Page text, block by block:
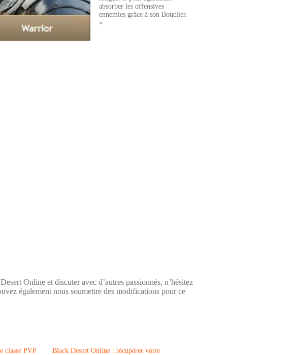
absorber les offensives
ennemies grâce à son Bouclier.
«
Online et discuter avec d’autres passionnés, n’hésitez
également nous soumettre des modifications pour ce
classe PVP
Black Desert Online : récupérer votre